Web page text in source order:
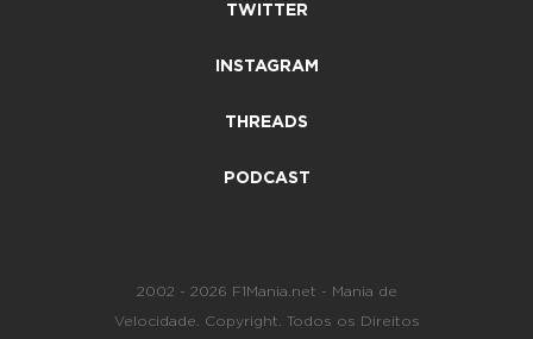
TWITTER
INSTAGRAM
THREADS
PODCAST
2002 - 2026 F1Mania.net - Mania de
Velocidade. Copyright. Todos os Direitos